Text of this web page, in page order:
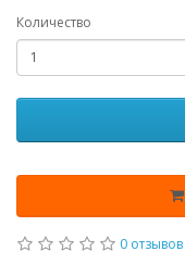
Количество
0 отзывов